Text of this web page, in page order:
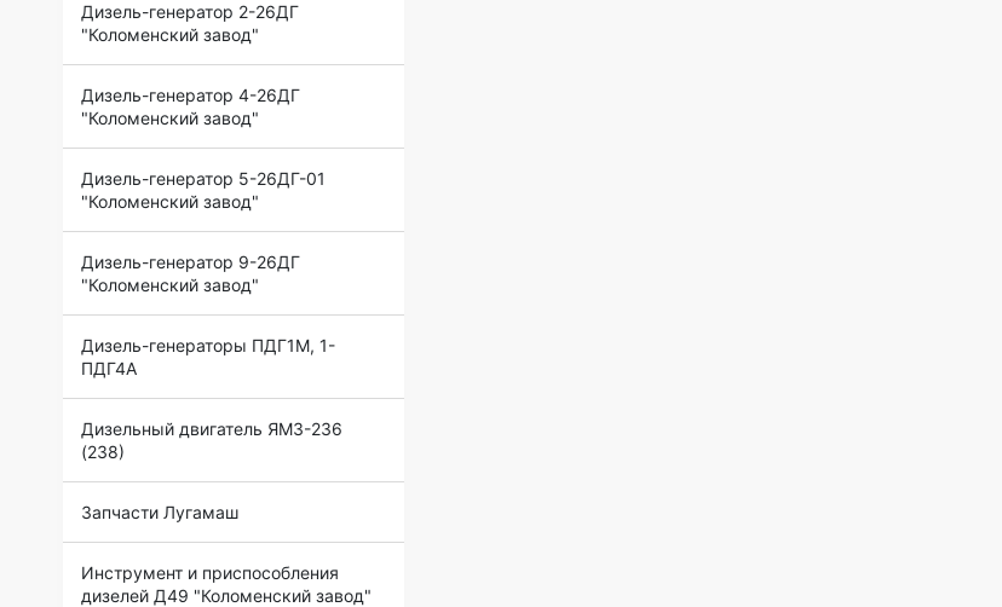
Дизель-генератор 2-26ДГ
"Коломенский завод"
Дизель-генератор 4-26ДГ
"Коломенский завод"
Дизель-генератор 5-26ДГ-01
"Коломенский завод"
Дизель-генератор 9-26ДГ
"Коломенский завод"
Дизель-генераторы ПДГ1М, 1-
ПДГ4А
Дизельный двигатель ЯМЗ-236
(238)
Запчасти Лугамаш
Инструмент и приспособления
дизелей Д49 "Коломенский завод"